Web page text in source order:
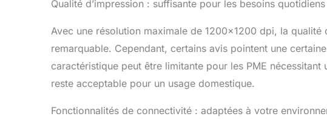
Qualité d’impression : suffisante pour les besoins quotidiens
Avec une résolution maximale de 1200×1200 dpi, la qualité
remarquable. Cependant, certains avis pointent une
caractéristique peut être limitante pour les PME
reste acceptable pour un usage domestique.
Fonctionnalités de connectivité : adaptées à votre